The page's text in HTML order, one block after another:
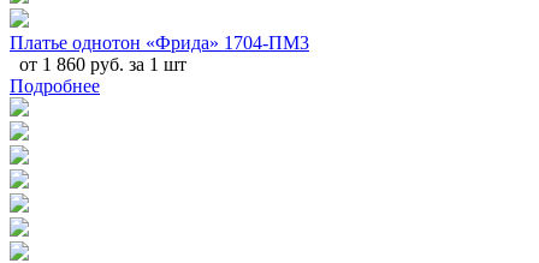
Платье однотон «Фрида» 1704-ПМ3
от 1 860 руб. за 1 шт
Подробнее